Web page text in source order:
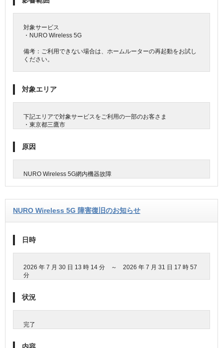
対象サービス
・NURO Wireless 5G
備考：ご利用できない場合は、ホームルーターの再起動をお試し
ください。
対象エリア
下記エリアで対象サービスをご利用の一部のお客さま
・東京都三鷹市
原因
NURO Wireless 5G網内機器故障
NURO Wireless 5G 障害復旧のお知らせ
日時
2026 年 7 月 30 日 13 時 14 分 ～ 2026 年 7 月 31 日 17 時 57
分
状況
完了